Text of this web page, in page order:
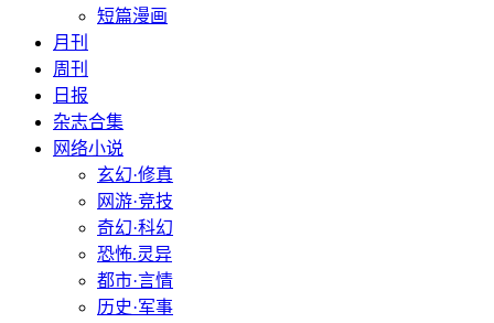
短篇漫画
月刊
周刊
日报
杂志合集
网络小说
玄幻·修真
网游·竞技
奇幻·科幻
恐怖.灵异
都市·言情
历史·军事